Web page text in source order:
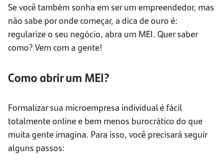
Se você também sonha em ser um empreendedor, mas
não sabe por onde começar, a dica de ouro é:
regularize o seu negócio, abra um MEI. Quer saber
como? Vem com a gente!
Como abrir um MEI?
Formalizar sua microempresa individual é fácil
totalmente online e bem menos burocrático do que
muita gente imagina. Para isso, você precisará seguir
alguns passos: